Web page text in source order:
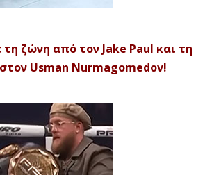
ζώνη από τον Jake Paul και τη
Usman Nurmagomedov!